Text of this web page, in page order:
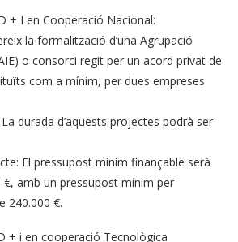
+ I en Cooperació Nacional:
la formalització d’una Agrupació
o consorci regit per un acord privat de
com a mínim, per dues empreses
durada d’aquests projectes podrà ser
El pressupost mínim finançable serà
€, amb un pressupost mínim per
240.000 €.
+ i en cooperació Tecnològica